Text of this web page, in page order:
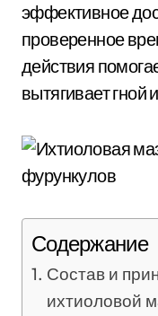
эффективное
проверенное
действия
вытягивает гной
Содержание
Состав и
ихтиоловой